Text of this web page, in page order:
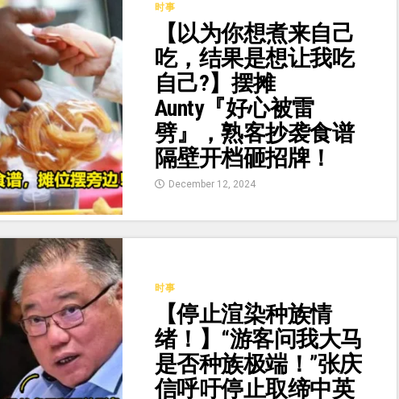
时事
【以为你想煮来自己
吃，结果是想让我吃
自己?】摆摊
Aunty『好心被雷
劈』，熟客抄袭食谱
隔壁开档砸招牌！
December 12, 2024
时事
【停止渲染种族情
绪！】“游客问我大马
是否种族极端！”张庆
信呼吁停止取缔中英